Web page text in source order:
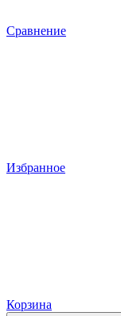
Сравнение
Избранное
Корзина